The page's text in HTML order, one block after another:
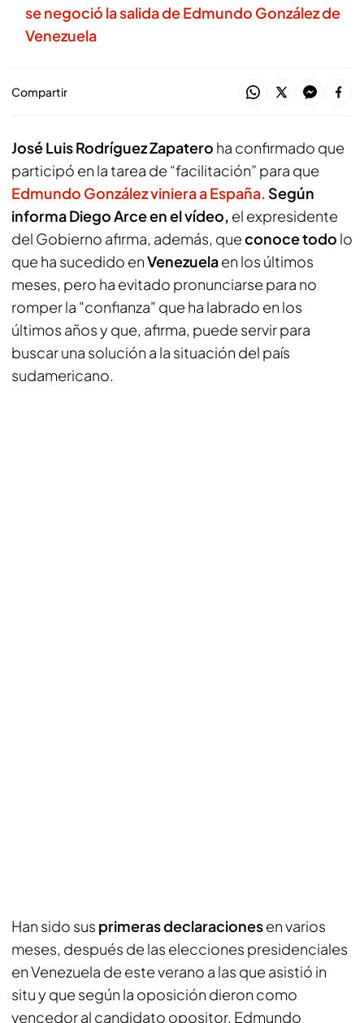
se negoció la salida de Edmundo González de
Venezuela
Compartir
José Luis Rodríguez Zapatero ha confirmado que
participó en la tarea de “facilitación” para que
Edmundo González viniera a España. Según
informa Diego Arce en el vídeo, el expresidente
del Gobierno afirma, además, queconoce todo lo
que ha sucedido enVenezuelaen los últimos
meses, pero ha evitado pronunciarse para no
romper la "confianza" que ha labrado en los
últimos años y que, afirma, puede servir para
buscar una solución a la situación del país
sudamericano.
Han sido sus primeras declaracionesen varios
meses, después de las elecciones presidenciales
en Venezuela de este verano a las que asistió in
situ y que según la oposición dieron como
vencedor al candidato opositor, Edmundo